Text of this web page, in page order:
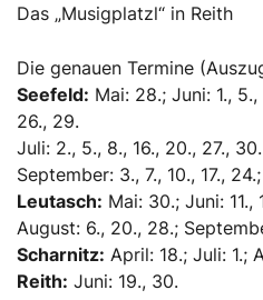
Das „Musigplatzl“ in Reith
Die genauen Termine
Seefeld: Mai: 28.; Juni: 1.,
26., 29.
Juli: 2., 5., 8., 16., 20., 27.,
September: 3., 7., 10., 17.,
Leutasch: Mai: 30.; Juni: 11.,
August: 6., 20., 28.;
Scharnitz: April: 18.; Juli: 1.;
Reith: Juni: 19., 30.